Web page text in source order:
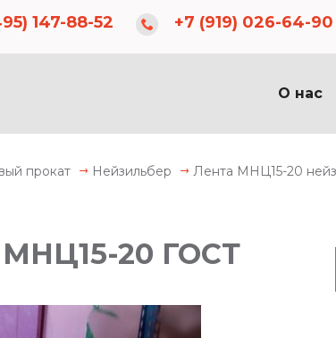
dens_83@inbox.ru c 08:00 до 20:00
147-88-52 +7 (919) 026-64-90
О нас
прокат Нейзильбер Лента МНЦ15-20
МНЦ15-20 ГОСТ